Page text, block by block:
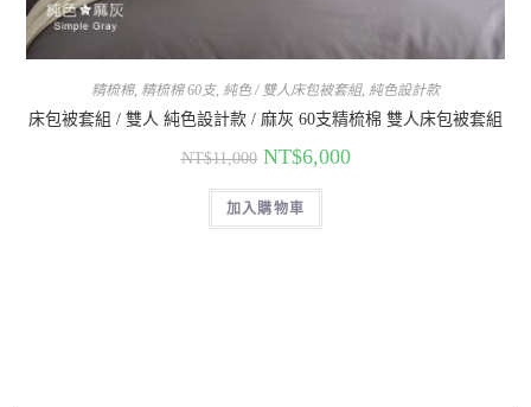
精梳棉, 精梳棉 60支, 純色 / 雙人床包被套組, 純色設計款
床包被套組 / 雙人 純色設計款 / 麻灰 60支精梳棉 雙人床包被套組
NT$11,000 NT$6,000
加入購物車